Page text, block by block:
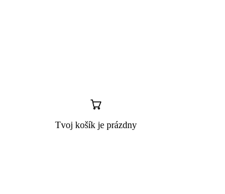
Tvoj košík je prázdny